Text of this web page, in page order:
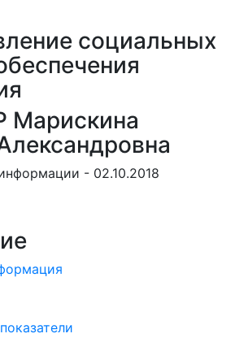
социальных
- 02.10.2018